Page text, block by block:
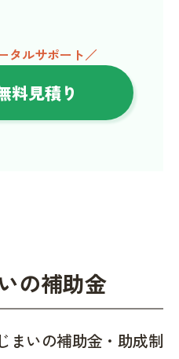
タルサポート／
料見積り
の補助金
まいの補助金・助成制